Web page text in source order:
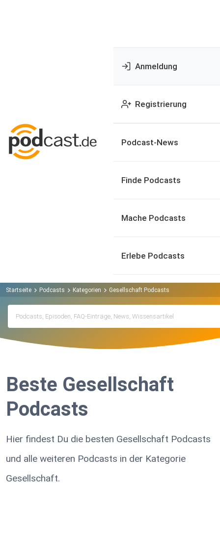
Anmeldung
Registrierung
Podcast-News
Finde Podcasts
Mache Podcasts
Erlebe Podcasts
Startseite Podcasts Kategorien Gesellschaft Podcasts
Beste Gesellschaft
Podcasts
Hier findest Du die besten Gesellschaft Podcasts
und alle weiteren Podcasts in der Kategorie
Gesellschaft.